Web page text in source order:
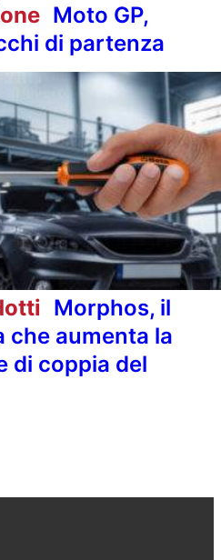
Moto GP,
di partenza
Morphos, il
che aumenta la
di coppia del